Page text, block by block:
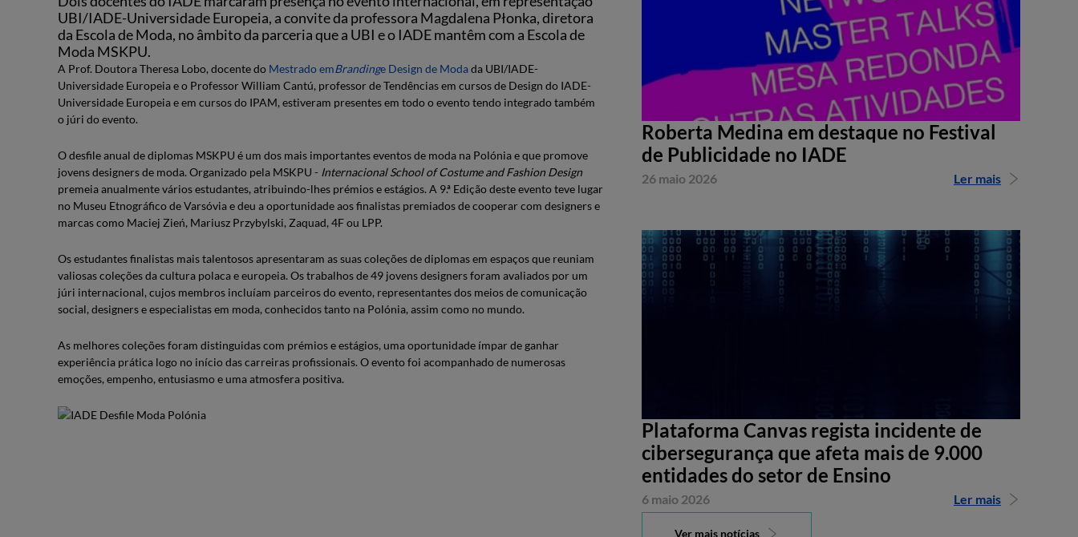
UBI/IADE-Universidade Europeia, a convite da professora Magdalena Płonka, diretora
da Escola de Moda, no âmbito da parceria que a UBI e o IADE mantêm com a Escola de
Moda MSKPU.
A Prof. Doutora Theresa Lobo, docente do Mestrado emBrandinge Design de Modada UBI/IADE-
Universidade Europeia e o Professor William Cantú, professor de Tendências em cursos de Design do IADE-
Universidade Europeia e em cursos do IPAM, estiveram presentes em todo o evento tendo integrado também
o júri do evento.
O desfile anual de diplomas MSKPU é um dos mais importantes eventos de moda na Polónia e que promove
jovens designers de moda. Organizado pela MSKPU - Internacional School of Costume and Fashion Design
premeia anualmente vários estudantes, atribuindo-lhes prémios e estágios. A 9.ª Edição deste evento teve lugar
no Museu Etnográfico de Varsóvia e deu a oportunidade aos finalistas premiados de cooperar com designers e
marcas como Maciej Zień, Mariusz Przybylski, Zaquad, 4F ou LPP.
Os estudantes finalistas mais talentosos apresentaram as suas coleções de diplomas em espaços que reuniam
valiosas coleções da cultura polaca e europeia. Os trabalhos de 49 jovens designers foram avaliados por um
júri internacional, cujos membros incluíam parceiros do evento, representantes dos meios de comunicação
social, designers e especialistas em moda, conhecidos tanto na Polónia, assim como no mundo.
As melhores coleções foram distinguidas com prémios e estágios, uma oportunidade ímpar de ganhar
experiência prática logo no início das carreiras profissionais. O evento foi acompanhado de numerosas
emoções, empenho, entusiasmo e uma atmosfera positiva.
Roberta Medina em destaque no Festival
de Publicidade no IADE
26 maio 2026 Ler mais
Plataforma Canvas regista incidente de
cibersegurança que afeta mais de 9.000
entidades do setor de Ensino
6 maio 2026 Ler mais
Ver mais notícias